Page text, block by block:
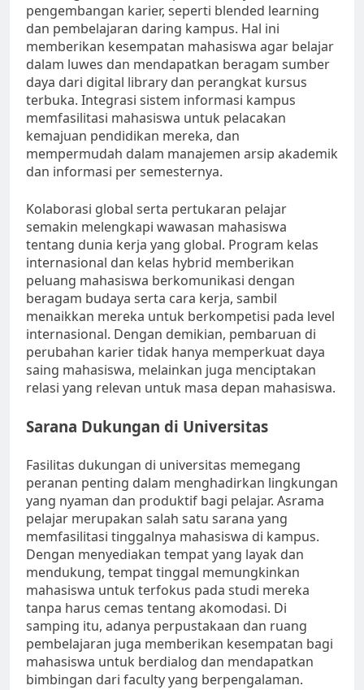
pengembangan karier, seperti blended learning
dan pembelajaran daring kampus. Hal ini
memberikan kesempatan mahasiswa agar belajar
dalam luwes dan mendapatkan beragam sumber
daya dari digital library dan perangkat kursus
terbuka. Integrasi sistem informasi kampus
memfasilitasi mahasiswa untuk pelacakan
kemajuan pendidikan mereka, dan
mempermudah dalam manajemen arsip akademik
dan informasi per semesternya.
Kolaborasi global serta pertukaran pelajar
semakin melengkapi wawasan mahasiswa
tentang dunia kerja yang global. Program kelas
internasional dan kelas hybrid memberikan
peluang mahasiswa berkomunikasi dengan
beragam budaya serta cara kerja, sambil
menaikkan mereka untuk berkompetisi pada level
internasional. Dengan demikian, pembaruan di
perubahan karier tidak hanya memperkuat daya
saing mahasiswa, melainkan juga menciptakan
relasi yang relevan untuk masa depan mahasiswa.
Sarana Dukungan di Universitas
Fasilitas dukungan di universitas memegang
peranan penting dalam menghadirkan lingkungan
yang nyaman dan produktif bagi pelajar. Asrama
pelajar merupakan salah satu sarana yang
memfasilitasi tinggalnya mahasiswa di kampus.
Dengan menyediakan tempat yang layak dan
mendukung, tempat tinggal memungkinkan
mahasiswa untuk terfokus pada studi mereka
tanpa harus cemas tentang akomodasi. Di
samping itu, adanya perpustakaan dan ruang
pembelajaran juga memberikan kesempatan bagi
mahasiswa untuk berdialog dan mendapatkan
bimbingan dari faculty yang berpengalaman.